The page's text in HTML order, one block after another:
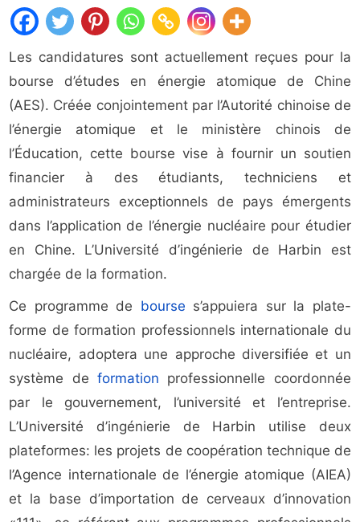
Les candidatures sont actuellement reçues pour la
bourse d’études en énergie atomique de Chine
(AES). Créée conjointement par l’Autorité chinoise de
l’énergie atomique et le ministère chinois de
l’Éducation, cette bourse vise à fournir un soutien
financier à des étudiants, techniciens et
administrateurs exceptionnels de pays émergents
dans l’application de l’énergie nucléaire pour étudier
en Chine. L’Université d’ingénierie de Harbin est
chargée de la formation.
Ce programme de bourse s’appuiera sur la plate-
forme de formation professionnels internationale du
nucléaire, adoptera une approche diversifiée et un
système de formation professionnelle coordonnée
par le gouvernement, l’université et l’entreprise.
L’Université d’ingénierie de Harbin utilise deux
plateformes: les projets de coopération technique de
l’Agence internationale de l’énergie atomique (AIEA)
et la base d’importation de cerveaux d’innovation